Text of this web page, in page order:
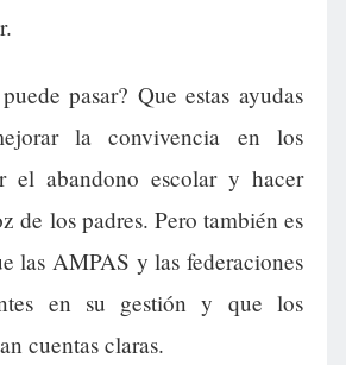
pasar? Que estas ayudas
la convivencia en los
el abandono escolar y hacer
de los padres. Pero también es
las AMPAS y las federaciones
en su gestión y que los
cuentas claras.